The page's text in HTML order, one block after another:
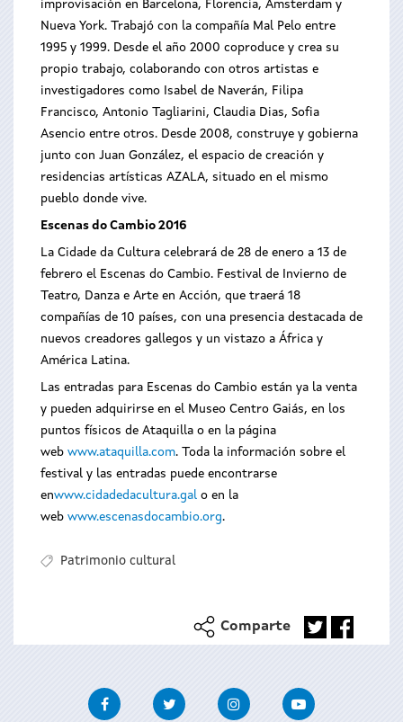
improvisaciòn en Barcelona, Florencia, Amsterdam y
Nueva York. Trabajó con la compañía Mal Pelo entre
1995 y 1999. Desde el año 2000 coproduce y crea su
propio trabajo, colaborando con otros artistas e
investigadores como Isabel de Naverán, Filipa
Francisco, Antonio Tagliarini, Claudia Dias, Sofia
Asencio entre otros. Desde 2008, construye y gobierna
junto con Juan González, el espacio de creación y
residencias artísticas AZALA, situado en el mismo
pueblo donde vive.
Escenas do Cambio 2016
La Cidade da Cultura celebrará de 28 de enero a 13 de
febrero el Escenas do Cambio. Festival de Invierno de
Teatro, Danza e Arte en Acción, que traerá 18
compañías de 10 países, con una presencia destacada de
nuevos creadores gallegos y un vistazo a África y
América Latina.
Las entradas para Escenas do Cambio están ya la venta
y pueden adquirirse en el Museo Centro Gaiás, en los
puntos físicos de Ataquilla o en la página
web www.ataquilla.com. Toda la información sobre el
festival y las entradas puede encontrarse
enwww.cidadedacultura.gal o en la
web www.escenasdocambio.org.
Patrimonio cultural
Comparte
FacebookTwitter InstagramYoutube